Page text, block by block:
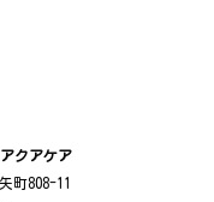
クアケア
町808-11